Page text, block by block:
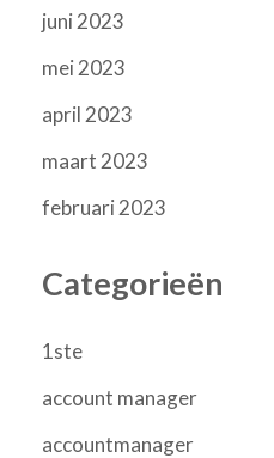
juni 2023
mei 2023
april 2023
maart 2023
februari 2023
Categorieën
1ste
account manager
accountmanager